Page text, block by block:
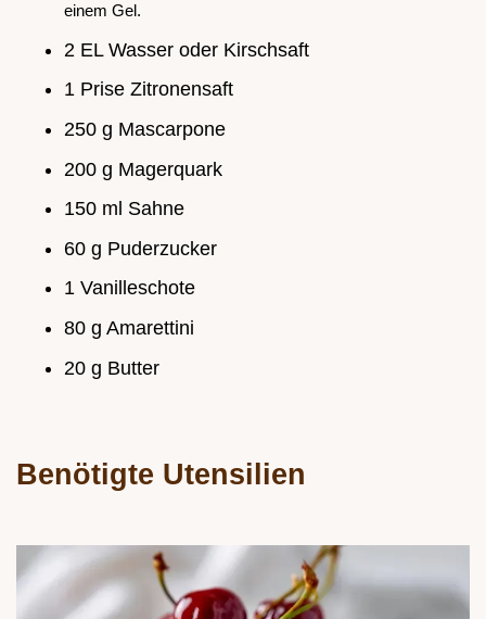
einem Gel.
2 EL Wasser oder Kirschsaft
1 Prise Zitronensaft
250 g Mascarpone
200 g Magerquark
150 ml Sahne
60 g Puderzucker
1 Vanilleschote
80 g Amarettini
20 g Butter
Benötigte Utensilien